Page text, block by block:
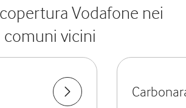
Vodafone nei
comuni vicini